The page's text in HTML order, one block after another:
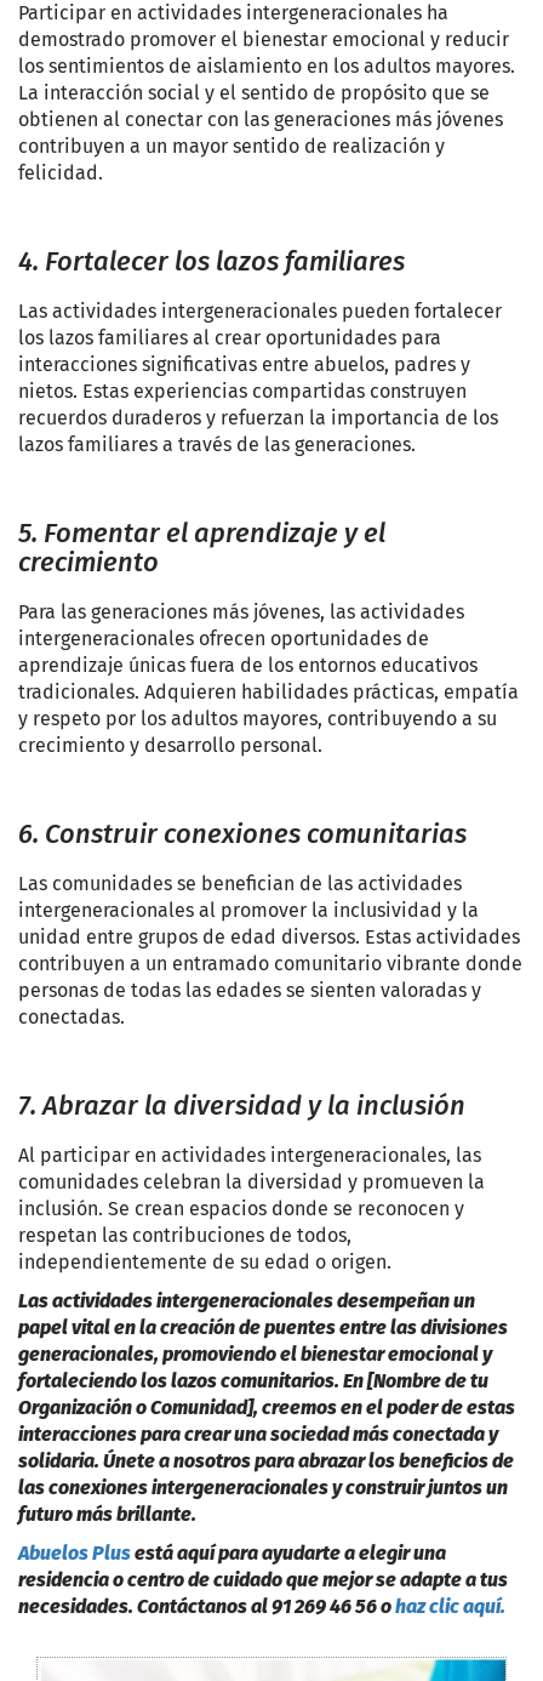
Participar en actividades intergeneracionales ha
demostrado promover el bienestar emocional y reducir
los sentimientos de aislamiento en los adultos mayores.
La interacción social y el sentido de propósito que se
obtienen al conectar con las generaciones más jóvenes
contribuyen a un mayor sentido de realización y
felicidad.
4. Fortalecer los lazos familiares
Las actividades intergeneracionales pueden fortalecer
los lazos familiares al crear oportunidades para
interacciones significativas entre abuelos, padres y
nietos. Estas experiencias compartidas construyen
recuerdos duraderos y refuerzan la importancia de los
lazos familiares a través de las generaciones.
5. Fomentar el aprendizaje y el
crecimiento
Para las generaciones más jóvenes, las actividades
intergeneracionales ofrecen oportunidades de
aprendizaje únicas fuera de los entornos educativos
tradicionales. Adquieren habilidades prácticas, empatía
y respeto por los adultos mayores, contribuyendo a su
crecimiento y desarrollo personal.
6. Construir conexiones comunitarias
Las comunidades se benefician de las actividades
intergeneracionales al promover la inclusividad y la
unidad entre grupos de edad diversos. Estas actividades
contribuyen a un entramado comunitario vibrante donde
personas de todas las edades se sienten valoradas y
conectadas.
7. Abrazar la diversidad y la inclusión
Al participar en actividades intergeneracionales, las
comunidades celebran la diversidad y promueven la
inclusión. Se crean espacios donde se reconocen y
respetan las contribuciones de todos,
independientemente de su edad o origen.
Las actividades intergeneracionales desempeñan un
papel vital en la creación de puentes entre las divisiones
generacionales, promoviendo el bienestar emocional y
fortaleciendo los lazos comunitarios. En [Nombre de tu
Organización o Comunidad], creemos en el poder de estas
interacciones para crear una sociedad más conectada y
solidaria. Únete a nosotros para abrazar los beneficios de
las conexiones intergeneracionales y construir juntos un
futuro más brillante.
Abuelos Plusestá aquí para ayudarte a elegir una
residencia o centro de cuidado que mejor se adapte a tus
necesidades. Contáctanos al 91 269 46 56 ohaz clic aquí.